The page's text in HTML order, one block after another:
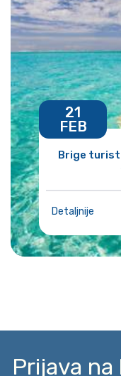
Brige
Detaljnije
21
FEB
Prijava